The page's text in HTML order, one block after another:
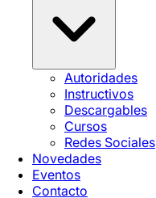
Autoridades
Instructivos
Descargables
Cursos
Redes Sociales
Novedades
Eventos
Contacto